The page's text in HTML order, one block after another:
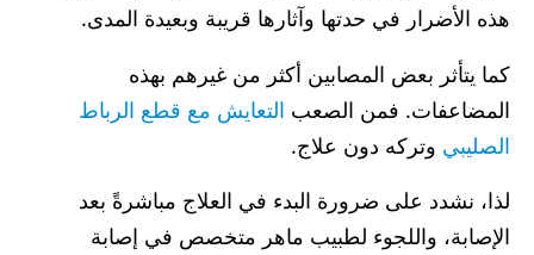
هذه الأضرار في حدتها وآثارها قريبة وبعيدة المدى.
كما يتأثر بعض المصابين أكثر من غيرهم بهذه
المضاعفات. فمن الصعب التعايش مع قطع الرباط
الصليبي وتركه دون علاج.
لذا، نشدد على ضرورة البدء في العلاج مباشرةً بعد
الإصابة، واللجوء لطبيب ماهر متخصص في إصابة